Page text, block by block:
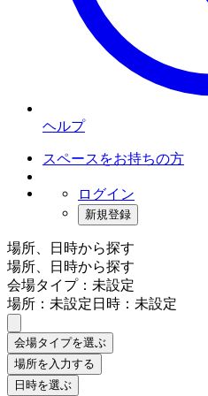
ヘルプ
スペースをお持ちの方
ログイン
新規登録
場所、日時から探す
場所、日時から探す
会場タイプ：未設定
場所：未設定日時：未設定
会場タイプを選ぶ
場所を入力する
日時を選ぶ